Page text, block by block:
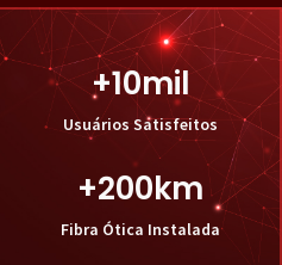
Usuários Satisfeitos
+10mil
Fibra Ótica Instalada
+200km